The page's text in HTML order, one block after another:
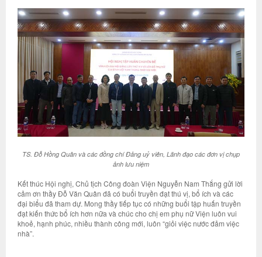
TS. Đỗ Hồng Quân và các đồng chí Đảng uỷ viên, Lãnh đạo các đơn vị chụp
ảnh lưu niệm
Kết thúc Hội nghị, Chủ tịch Công đoàn Viện Nguyễn Nam Thắng gửi lời
cảm ơn thầy Đỗ Văn Quân đã có buổi truyền đạt thú vị, bổ ích và các
đại biểu đã tham dự. Mong thầy tiếp tục có những buổi tập huấn truyền
đạt kiến thức bổ ích hơn nữa và chúc cho chị em phụ nữ Viện luôn vui
khoẻ, hạnh phúc, nhiều thành công mới, luôn “giỏi việc nước đảm việc
nhà”.